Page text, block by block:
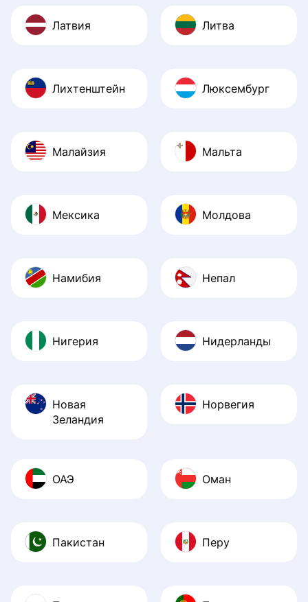
Латвия Литва
Лихтенштейн Люксембург
Малайзия Мальта
Мексика Молдова
Намибия Непал
Нигерия Нидерланды
Новая
Зеландия
Норвегия
ОАЭ Оман
Пакистан Перу